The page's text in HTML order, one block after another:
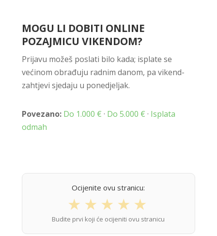
MOGU LI DOBITI ONLINE
POZAJMICU VIKENDOM?
Prijavu možeš poslati bilo kada; isplate se
većinom obrađuju radnim danom, pa vikend-
zahtjevi sjedaju u ponedjeljak.
Povezano: Do 1.000 € · Do 5.000 € · Isplata
odmah
Ocijenite ovu stranicu:
★ ★ ★ ★ ★
Budite prvi koji će ocijeniti ovu stranicu